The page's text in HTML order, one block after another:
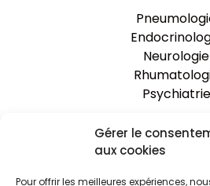
Gérer le
aux cookies
Pour offrir les meilleures expériences,
Neurologie
Psychiatrie
One Clinic